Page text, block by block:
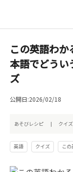
この英語わ
本語でどうい
ズ
公開日:2026/02/18
あそびレシピ クイズ
英語 クイズ こ